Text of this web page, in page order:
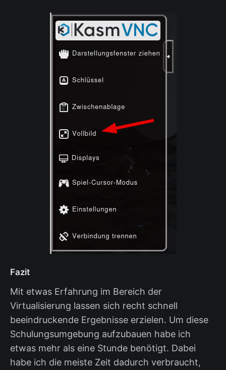
Fazit
Mit etwas Erfahrung im Bereich der
Virtualisierung lassen sich recht schnell
beeindruckende Ergebnisse erzielen. Um diese
Schulungsumgebung aufzubauen habe ich
etwas mehr als eine Stunde benötigt. Dabei
habe ich die meiste Zeit dadurch verbraucht,